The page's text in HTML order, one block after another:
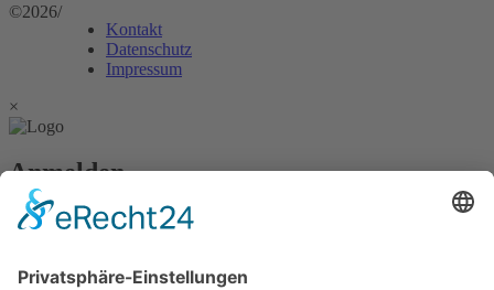
©2026/
Kontakt
Datenschutz
Impressum
×
Anmelden